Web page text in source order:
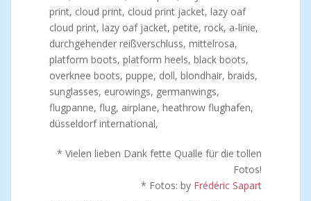
* Vielen lieben Dank fette Qualle für die tollen
Fotos!
* Fotos: by Frédéric Sapart